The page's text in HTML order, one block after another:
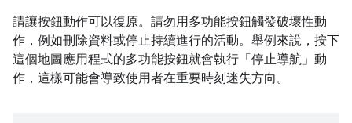
請讓按鈕動作可以復原。請勿用多功能按鈕觸發破壞性動
作，例如刪除資料或停止持續進行的活動。舉例來說，按下
這個地圖應用程式的多功能按鈕就會執行「停止導航」動
作，這樣可能會導致使用者在重要時刻迷失方向。